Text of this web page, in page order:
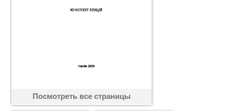
Посмотреть все страницы